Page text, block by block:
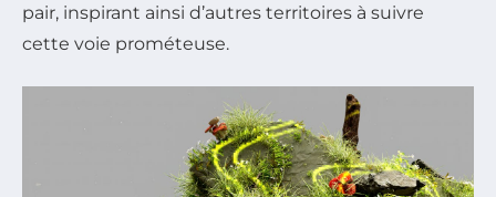
pair, inspirant ainsi d’autres territoires à suivre
cette voie prométeuse.